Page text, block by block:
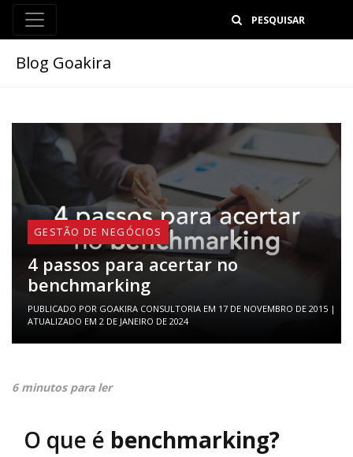
Blog Goakira
GESTÃO DE NEGÓCIOS
4 passos para acertar no
benchmarking
PUBLICADO POR GOAKIRA CONSULTORIA EM 17 DE NOVEMBRO DE 2015 |
ATUALIZADO EM 2 DE JANEIRO DE 2024
6 minutos para ler
O que é benchmarking?